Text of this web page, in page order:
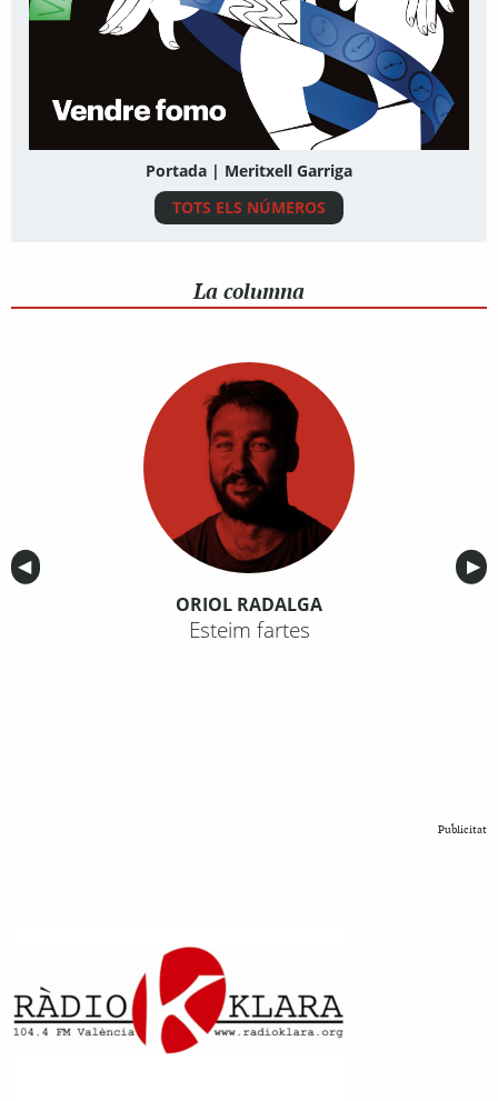
Portada | Meritxell Garriga
TOTS ELS NÚMEROS
La columna
Anterior
◀︎ ▶︎
ORIOL RADALGA
Esteim fartes
Publicitat